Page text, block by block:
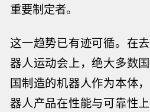
重要制定者。
这一趋势已有迹可循。在
器人运动会上，绝大多数
国制造的机器人作为本体
器人产品在性能与可靠性